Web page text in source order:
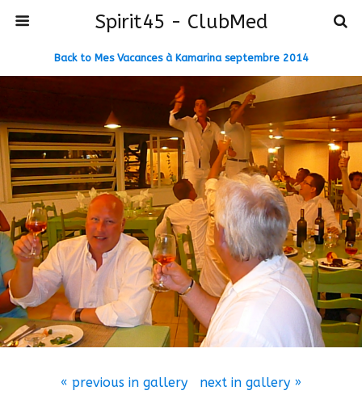
Spirit45 - ClubMed
Back to Mes Vacances à Kamarina septembre 2014
« previous in gallery next in gallery »